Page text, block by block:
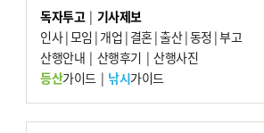
8
피란마을 67년 역사인데…전교생 24명 아
미초 통폐합 기로
9
외국인 선원 ‘인신매매 경유지’ 된 부산…
우려가 현실로
10 교육혁신선도지 공모 코앞인데…구·군 난
색에 교육청 ‘쩔쩔’
독자투고| 기사제보
인사|모임 | 개업 | 결혼|출산|동정 |부고
산행안내 | 산행후기 | 산행사진
등산가이드| 낚시가이드